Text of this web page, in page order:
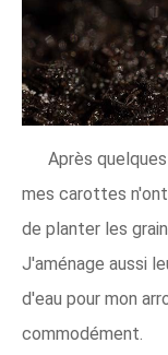
Après
mes carottes
de planter les
J'aménage aussi
d'eau pour mon
commodément.